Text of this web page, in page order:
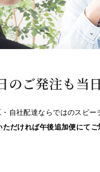
のご発注も当
自社配達ならではのスピー
だければ午後追加便にて